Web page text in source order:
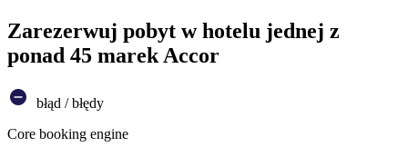
Zarezerwuj pobyt w hotelu jednej z
ponad 45 marek Accor
błąd / błędy
Core booking engine